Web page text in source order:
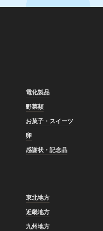
電化製品
野菜類
お菓子・スイーツ
卵
感謝状・記念品
東北地方
近畿地方
九州地方